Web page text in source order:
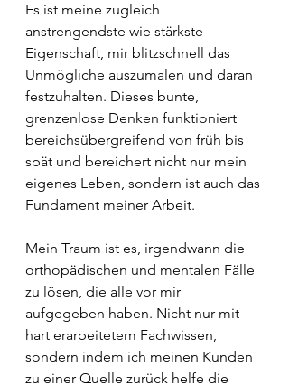
Es ist meine zugleich
anstrengendste wie stärkste
Eigenschaft, mir blitzschnell das
Unmögliche auszumalen und daran
festzuhalten. Dieses bunte,
grenzenlose Denken funktioniert
bereichsübergreifend von früh bis
spät und bereichert nicht nur mein
eigenes Leben, sondern ist auch das
Fundament meiner Arbeit.
Mein Traum ist es, irgendwann die
orthopädischen und mentalen Fälle
zu lösen, die alle vor mir
aufgegeben haben. Nicht nur mit
hart erarbeitetem Fachwissen,
sondern indem ich meinen Kunden
zu einer Quelle zurück helfe die